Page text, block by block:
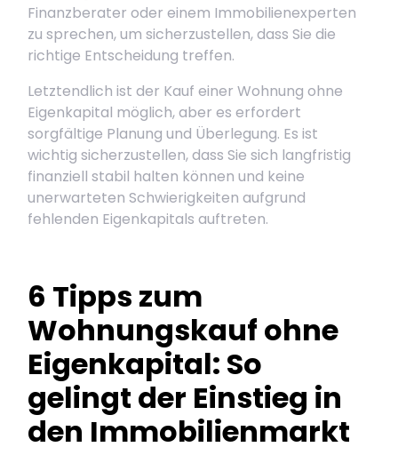
Finanzberater oder einem Immobilienexperten
zu sprechen, um sicherzustellen, dass Sie die
richtige Entscheidung treffen.
Letztendlich ist der Kauf einer Wohnung ohne
Eigenkapital möglich, aber es erfordert
sorgfältige Planung und Überlegung. Es ist
wichtig sicherzustellen, dass Sie sich langfristig
finanziell stabil halten können und keine
unerwarteten Schwierigkeiten aufgrund
fehlenden Eigenkapitals auftreten.
6 Tipps zum
Wohnungskauf ohne
Eigenkapital: So
gelingt der Einstieg in
den Immobilienmarkt